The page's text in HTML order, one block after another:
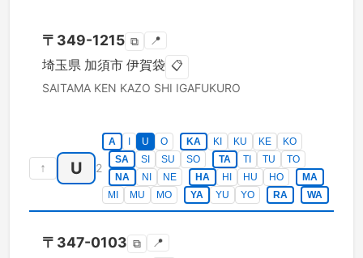
〒 349-1215 ⧉ 📍
埼玉県 加須市 伊賀袋 📋
SAITAMA KEN KAZO SHI IGAFUKURO
↑ U 2
A U O KA KI KU KE
KO
SA
SI SU SO TA TI TU
TO
NA
NI NE HA HI HU HO
MA
MI
MU MO YA YU YO RA WA
〒 347-0103 ⧉ 📍